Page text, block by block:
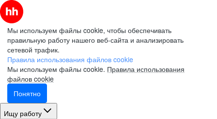
Мы используем файлы cookie, чтобы обеспечивать
правильную работу нашего веб-сайта и анализировать
сетевой трафик.
Правила использования файлов cookie
Мы используем файлы cookie. Правила использования
файлов cookie
Понятно
Ищу работу